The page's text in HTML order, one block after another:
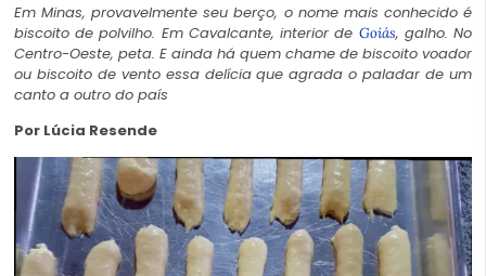
Em Minas, provavelmente seu berço, o nome mais conhecido é
biscoito de polvilho. Em Cavalcante, interior de Goiás, galho. No
Centro-Oeste, peta. E ainda há quem chame de biscoito voador
ou biscoito de vento essa delícia que agrada o paladar de um
canto a outro do país
Por Lúcia Resende